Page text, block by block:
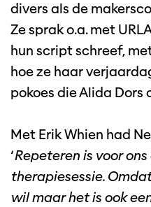
divers als de
Ze sprak o.a. met
hun script schreef,
hoe ze haar
pokoes die Alida
Met Erik Whien had
‘Repeteren is voor
therapiesessie.
wil maar het is ook